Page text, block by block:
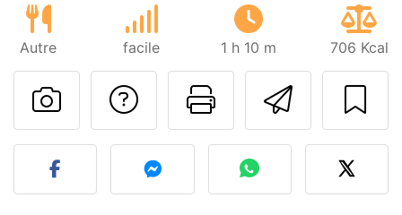
Autre facile 1 h 10 m 706 Kcal
Imprimer
Poser une
Publier votre photo de